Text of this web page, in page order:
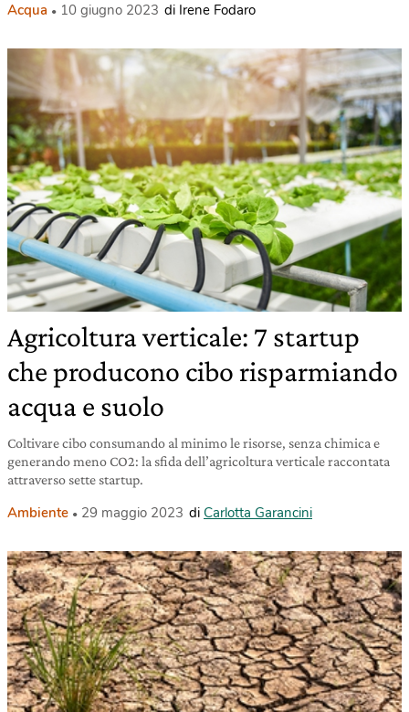
Acqua 10 giugno 2023 di Irene Fodaro
Agricoltura verticale: 7 startup
che producono cibo risparmiando
acqua e suolo
Coltivare cibo consumando al minimo le risorse, senza chimica e
generando meno CO2: la sfida dell’agricoltura verticale raccontata
attraverso sette startup.
Ambiente 29 maggio 2023 di Carlotta Garancini